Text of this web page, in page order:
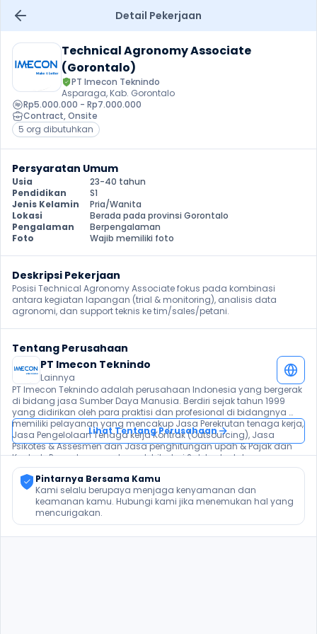
Detail Pekerjaan
Technical Agronomy Associate
(Gorontalo)
PT Imecon Teknindo
Asparaga, Kab. Gorontalo
Rp5.000.000 - Rp7.000.000
Contract, Onsite
5 org dibutuhkan
Persyaratan Umum
Usia
23-40 tahun
Pendidikan
S1
Jenis Kelamin
Pria/Wanita
Lokasi
Berada pada provinsi Gorontalo
Pengalaman
Berpengalaman
Foto
Wajib memiliki foto
Deskripsi Pekerjaan
Posisi Technical Agronomy Associate fokus pada kombinasi
antara kegiatan lapangan (trial & monitoring), analisis data
agronomi, dan support teknis ke tim/sales/petani.
Tentang Perusahaan
PT Imecon Teknindo
Lainnya
PT Imecon Teknindo adalah perusahaan Indonesia yang bergerak
di bidang jasa Sumber Daya Manusia. Berdiri sejak tahun 1999
yang didirikan oleh para praktisi dan profesional di bidangnya
memiliki pelayanan yang mencakup Jasa Perekrutan tenaga kerja,
Jasa Pengelolaan Tenaga kerja Kontrak (Outsourcing), Jasa
Psikotes & Assesmen dan Jasa penghitungan upah & Pajak dan
Kontrak. Pengalaman selama lebih dari 2 dekade dalam
persaingan yang bertambah ketat membuat kami terus berbenah
sehinggga bisa bertahan dan bahkan bertumbuh, dan
pengalaman ini membuat kami semakin memahami arti
daripada pentingnya sebuah pelayanan.
Lihat Tentang Perusahaan
Pintarnya Bersama Kamu
Kami selalu berupaya menjaga kenyamanan dan
keamanan kamu. Hubungi kami jika menemukan hal yang
mencurigakan.